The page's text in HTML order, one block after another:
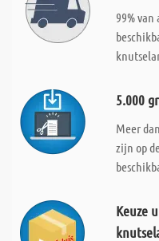
99%
5.000
Meer
zijn op
Keuze